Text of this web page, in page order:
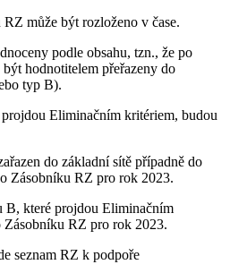
může být rozloženo v čase.
podle obsahu, tzn., že po
hodnotitelem přeřazeny do
typ B).
Eliminačním kritériem, budou
do základní sítě případně do
Zásobníku RZ pro rok 2023.
B, které projdou Eliminačním
Zásobníku RZ pro rok 2023.
seznam RZ k podpoře